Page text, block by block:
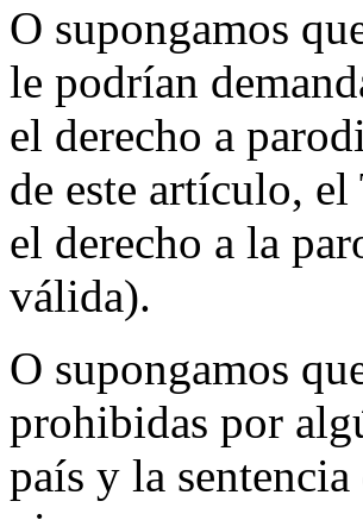
O supongamos
le podrían
el derecho a
de este artículo,
el derecho a la
válida).
O supongamos
prohibidas por
país y la